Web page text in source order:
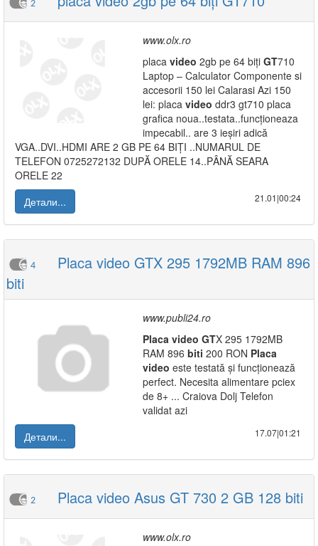
2
www.olx.ro
placa video 2gb pe 64 biți GT710
Laptop – Calculator Componente si
accesorii 150 lei Calarasi Azi 150
lei: placa video ddr3 gt710 placa
grafica noua..testata..funcționeaza
impecabil.. are 3 ieșiri adică
VGA..DVI..HDMI ARE 2 GB PE 64 BIȚI ..NUMARUL DE
TELEFON 0725272132 DUPĂ ORELE 14..PÂNĂ SEARA
ORELE 22
Детали...
21.01|00:24
4
Placa video GTX 295 1792MB RAM 896
biti
www.publi24.ro
Placa video GTX 295 1792MB
RAM 896 biti 200 RON Placa
video este testată și funcționează
perfect. Necesita alimentare pciex
de 8+ ... Craiova Dolj Telefon
validat azi
Детали...
17.07|01:21
2 Placa video Asus GT 730 2 GB 128 biti
www.olx.ro